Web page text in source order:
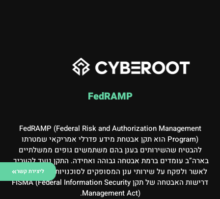
ליצירת קשר
FedRAMP
FedRAMP (Federal Risk and Authorization Management
Program) הוא תקן אבטחת מידע פדרלי אמריקאי שמטרתו
להבטיח שהשירותים בענן בהם משתמשים גופים ממשלתיים
בארה”ב עומדים ברמת אבטחה גבוהה ואחידה. התקן נועד להעריך,
לאשר ולפקח על שירותי ענן המסופקים לסוכנויות פדרליות, לפי
דרישות האבטחה של תקן FISMA (Federal Information Security
Management Act).